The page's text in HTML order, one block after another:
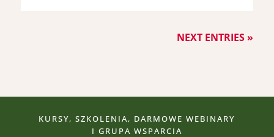
NEXT ENTRIES »
KURSY, SZKOLENIA, DARMOWE WEBINARY
I GRUPA WSPARCIA